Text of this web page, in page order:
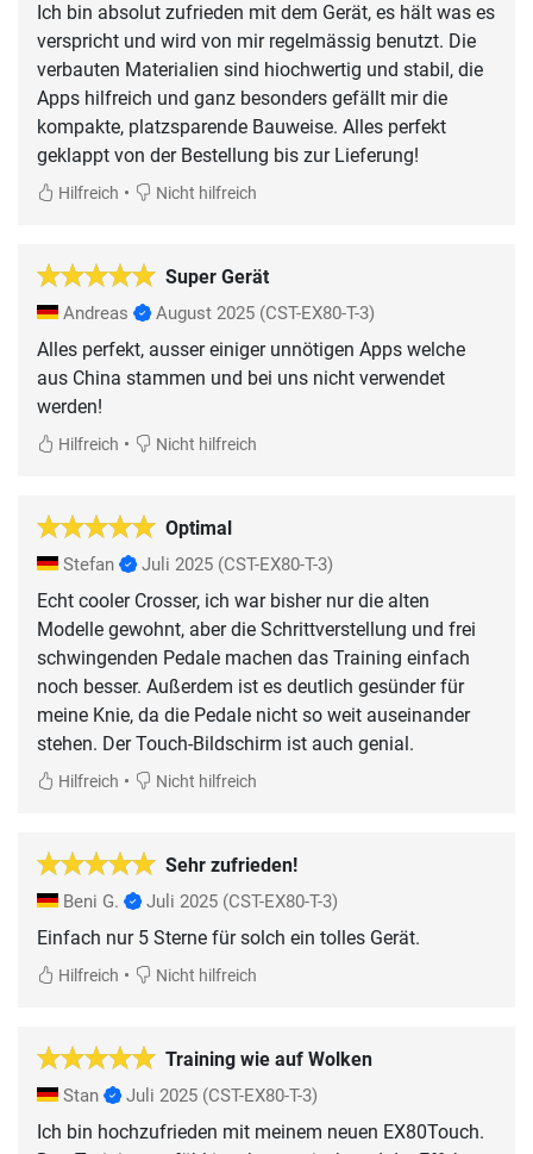
Ich bin absolut zufrieden mit dem Gerät, es hält was es
verspricht und wird von mir regelmässig benutzt. Die
verbauten Materialien sind hiochwertig und stabil, die
Apps hilfreich und ganz besonders gefällt mir die
kompakte, platzsparende Bauweise. Alles perfekt
geklappt von der Bestellung bis zur Lieferung!
Hilfreich • Nicht hilfreich
Super Gerät
Andreas August 2025 (CST-EX80-T-3)
Alles perfekt, ausser einiger unnötigen Apps welche
aus China stammen und bei uns nicht verwendet
werden!
Hilfreich • Nicht hilfreich
Optimal
Stefan Juli 2025 (CST-EX80-T-3)
Echt cooler Crosser, ich war bisher nur die alten
Modelle gewohnt, aber die Schrittverstellung und frei
schwingenden Pedale machen das Training einfach
noch besser. Außerdem ist es deutlich gesünder für
meine Knie, da die Pedale nicht so weit auseinander
stehen. Der Touch-Bildschirm ist auch genial.
Hilfreich • Nicht hilfreich
Sehr zufrieden!
Beni G. Juli 2025 (CST-EX80-T-3)
Einfach nur 5 Sterne für solch ein tolles Gerät.
Hilfreich • Nicht hilfreich
Training wie auf Wolken
Stan Juli 2025 (CST-EX80-T-3)
Ich bin hochzufrieden mit meinem neuen EX80Touch.